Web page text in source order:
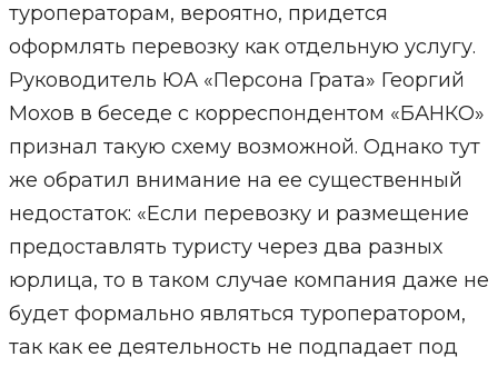
туроператорам, вероятно, придется
оформлять перевозку как отдельную услугу.
Руководитель ЮА «Персона Грата» Георгий
Мохов в беседе с корреспондентом «БАНКО»
признал такую схему возможной. Однако тут
же обратил внимание на ее существенный
недостаток: «Если перевозку и размещение
предоставлять туристу через два разных
юрлица, то в таком случае компания даже не
будет формально являться туроператором,
так как ее деятельность не подпадает под